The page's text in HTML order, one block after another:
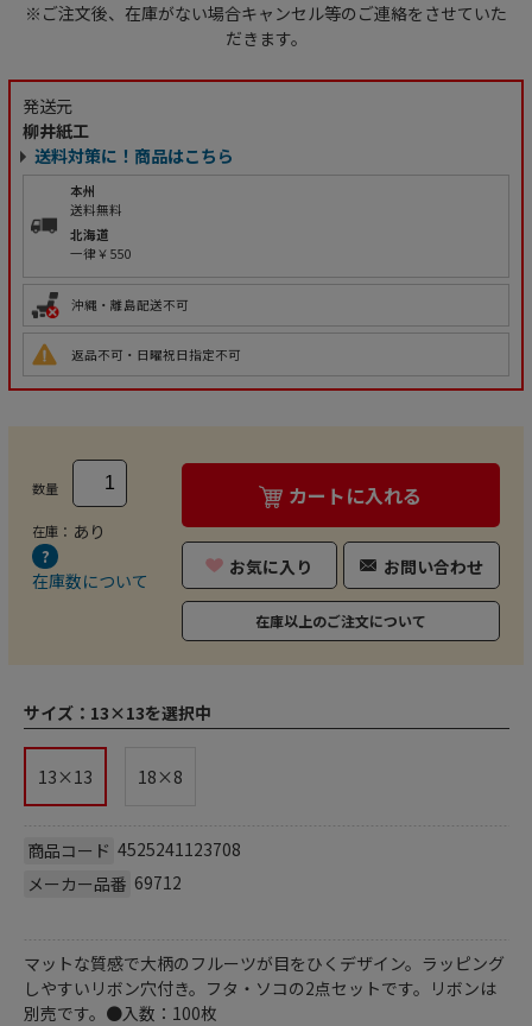
※ご注文後、在庫がない場合キャンセル等のご連絡をさせていた
だきます。
発送元
柳井紙工
送料対策に！商品はこちら
本州
送料無料
北海道
一律￥550
沖縄・離島配送不可
返品不可・日曜祝日指定不可
数量
在庫： あり
在庫数について
カートに入れる
お気に入り お問い合わせ
在庫以上のご注文について
サイズ： 13×13を選択中
13×13 18×8
商品コード 4525241123708
メーカー品番 69712
マットな質感で大柄のフルーツが目をひくデザイン。ラッピング
しやすいリボン穴付き。フタ・ソコの2点セットです。リボンは
別売です。●入数：100枚